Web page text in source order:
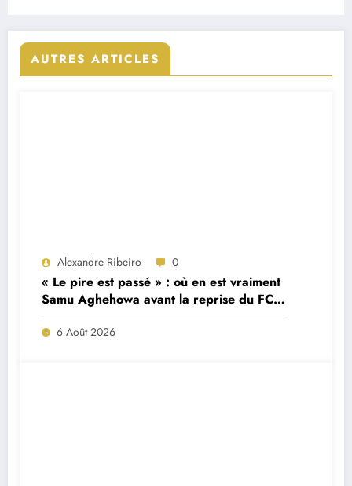
AUTRES ARTICLES
Alexandre Ribeiro 0
« Le pire est passé » : où en est vraiment
Samu Aghehowa avant la reprise du FC
Porto ?
6 Août 2026